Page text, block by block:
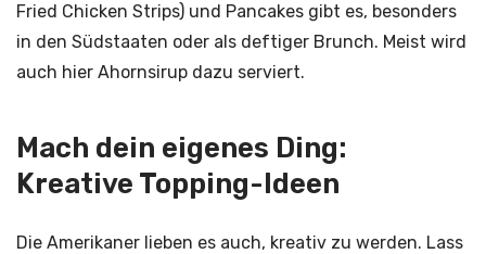
Fried Chicken Strips) und Pancakes gibt es, besonders
in den Südstaaten oder als deftiger Brunch. Meist wird
auch hier Ahornsirup dazu serviert.
Mach dein eigenes Ding:
Kreative Topping-Ideen
Die Amerikaner lieben es auch, kreativ zu werden. Lass